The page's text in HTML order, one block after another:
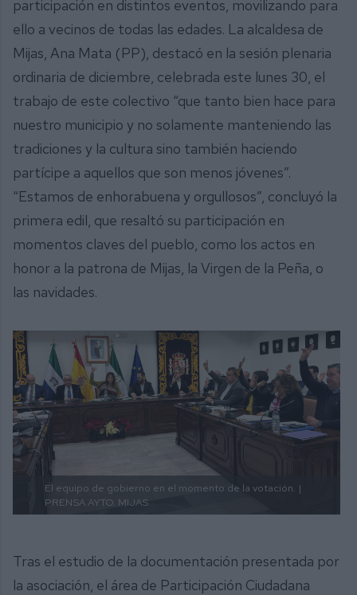
participación en distintos eventos, movilizando para
ello a vecinos de todas las edades. La alcaldesa de
Mijas, Ana Mata (PP), destacó en la sesión plenaria
ordinaria de diciembre, celebrada este lunes 30, el
trabajo de este colectivo “que tanto bien hace para
nuestro municipio y no solamente manteniendo las
tradiciones y la cultura sino también haciendo
partícipe a aquellos que son menos jóvenes”.
“Estamos de enhorabuena y orgullosos”, concluyó la
primera edil, que resaltó su participación en
momentos claves del pueblo, como los actos en
honor a la patrona de Mijas, la Virgen de la Peña, o
las navidades.
El equipo de gobierno en el momento de la votación. |
PRENSA AYTO. MIJAS
Tras el estudio de la documentación presentada por
la asociación, el área de Participación Ciudadana